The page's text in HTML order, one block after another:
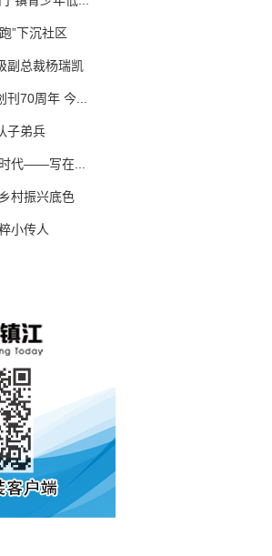
”下沉社区
副总裁杨瑞凯
70周年 今...
子弟兵
代——写在...
村振兴底色
小传人